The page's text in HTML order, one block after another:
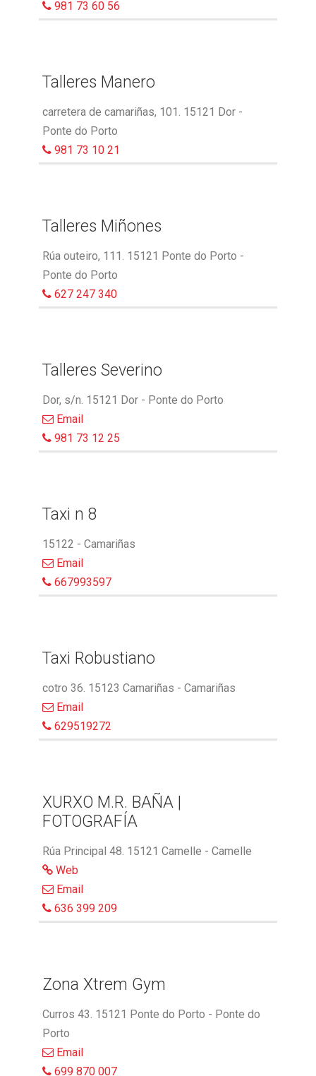
981 73 60 56
Talleres Manero
carretera de camariñas, 101. 15121 Dor -
Ponte do Porto
981 73 10 21
Talleres Miñones
Rúa outeiro, 111. 15121 Ponte do Porto -
Ponte do Porto
627 247 340
Talleres Severino
Dor, s/n. 15121 Dor - Ponte do Porto
Email
981 73 12 25
Taxi n 8
15122 - Camariñas
Email
667993597
Taxi Robustiano
cotro 36. 15123 Camariñas - Camariñas
Email
629519272
XURXO M.R. BAÑA |
FOTOGRAFÍA
Rúa Principal 48. 15121 Camelle - Camelle
Web
Email
636 399 209
Zona Xtrem Gym
Curros 43. 15121 Ponte do Porto - Ponte do
Porto
Email
699 870 007